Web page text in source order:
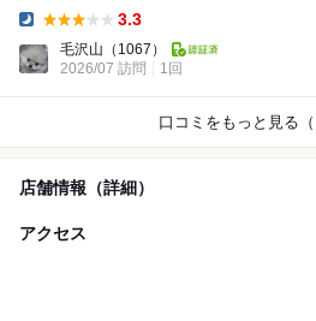
3.3
毛沢山 （1067）
2026/07 訪問
1回
口コミをもっと見る（
店舗情報（詳細）
アクセス